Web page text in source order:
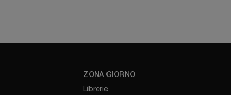
ZONA GIORNO
Librerie